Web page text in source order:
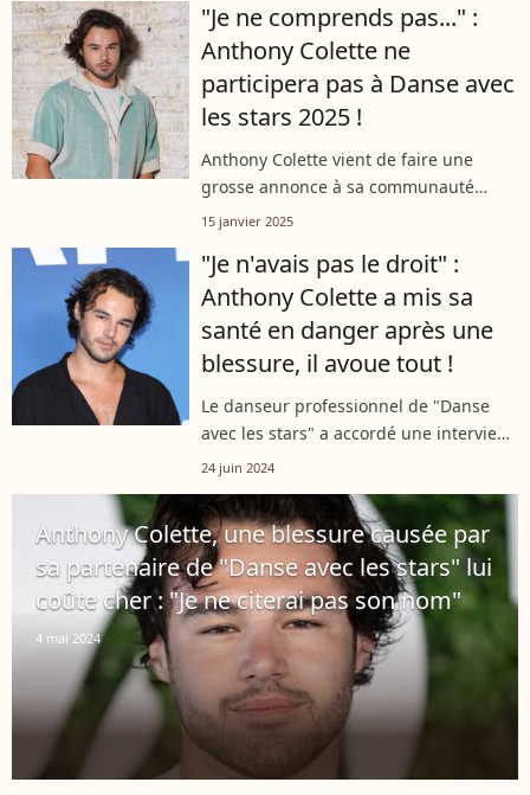
de TF1, alors qu'il faisait...
"Je ne comprends pas..." :
Anthony Colette ne
participera pas à Danse avec
les stars 2025 !
Anthony Colette vient de faire une
grosse annonce à sa communauté
"Instagram" ce mercredi 15 janvier,
remercié par la production de "Danse...
15 janvier 2025
"Je n'avais pas le droit" :
Anthony Colette a mis sa
santé en danger après une
blessure, il avoue tout !
Le danseur professionnel de "Danse
avec les stars" a accordé une interview
à "Télé 7 Jours". L'occasion de faire une
un tournant très compliqué...
24 juin 2024
Anthony Colette, une blessure causée par
sa partenaire de "Danse avec les stars" lui
coûte cher : "Je ne citerai pas son nom"
4 mai 2024